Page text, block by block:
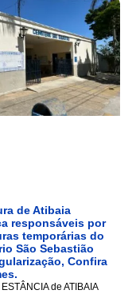
de Atibaia
responsáveis por
temporárias do
São Sebastião
Confira
de ATIBAIA